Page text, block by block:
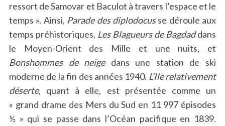
ressort de Samovar et Baculot à travers l’espace et le
temps ». Ainsi, Parade des diplodocusse déroule aux
temps préhistoriques, Les Blagueurs de Bagdaddans
le Moyen-Orient des Mille et une nuits, et
Bonshommes de neigedans une station de ski
moderne de la fin des années 1940. L’Ile relativement
déserte, quant à elle, est présentée comme un
« grand drame des Mers du Sud en 11 997 épisodes
½ » qui se passe dans l’Océan pacifique en 1839.